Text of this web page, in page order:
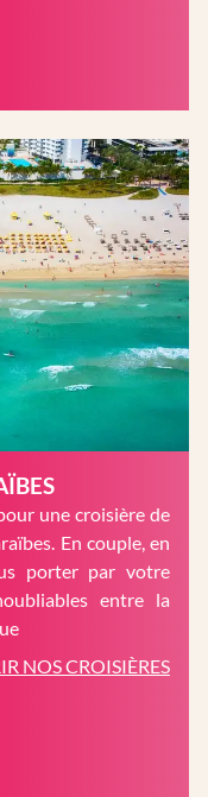
une croisière de
En couple, en
porter par votre
entre la
NOS CROISIÈRES